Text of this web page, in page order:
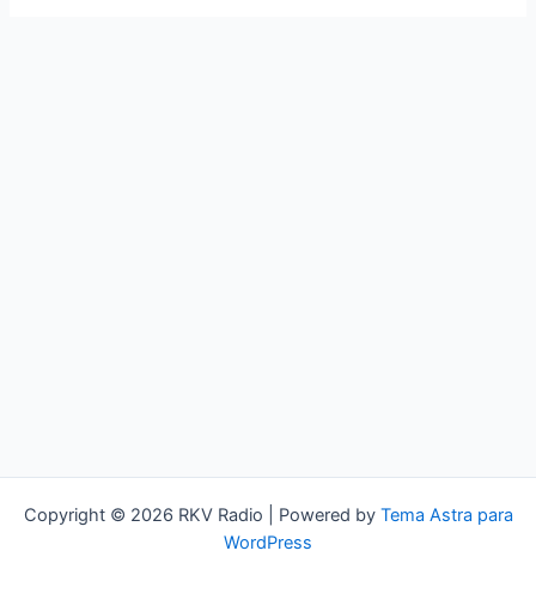
Copyright © 2026 RKV Radio | Powered by Tema Astra para
WordPress